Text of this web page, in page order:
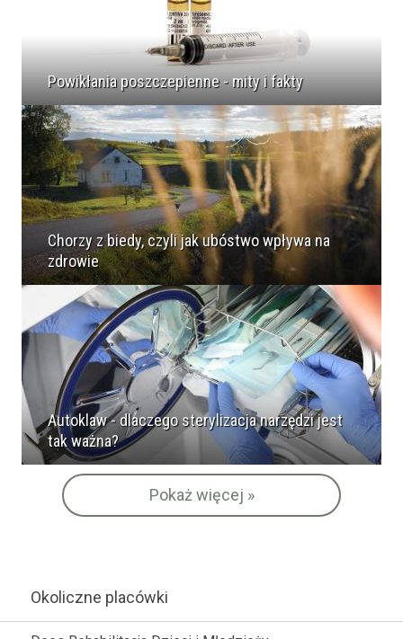
Powikłania poszczepienne - mity i fakty
Chorzy z biedy, czyli jak ubóstwo wpływa na
zdrowie
Autoklaw - dlaczego sterylizacja narzędzi jest
tak ważna?
Pokaż więcej »
Okoliczne placówki